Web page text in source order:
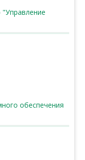
обеспечения